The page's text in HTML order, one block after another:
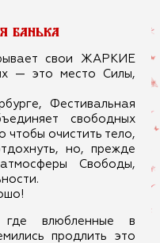
банька
свои ЖАРКИЕ
— это место Силы,
Фестивальная
свободных
чтобы очистить тело,
но, прежде
Свободы,
влюбленные в
продлить это